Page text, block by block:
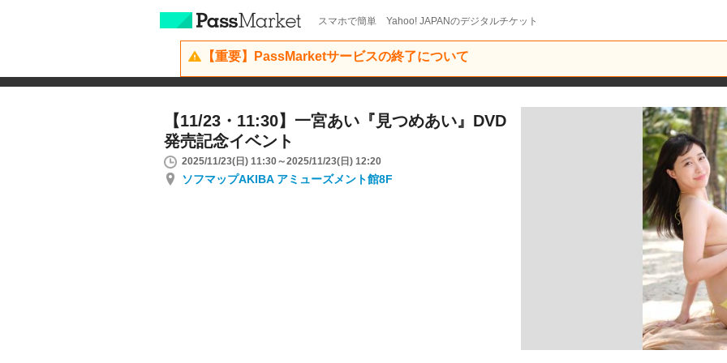
スマホで簡単 Yahoo! JAPANのデジタルチケット
【重要】PassMarketサービスの終了について
【11/23・11:30】一宮あい『見つめあい』DVD
発売記念イベント
2025/11/23(日) 11:30～2025/11/23(日) 12:20
ソフマップAKIBA アミューズメント館8F